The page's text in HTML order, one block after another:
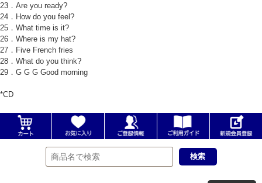
23．Are you ready?
24．How do you feel?
25．What time is it?
26．Where is my hat?
27．Five French fries
28．What do you think?
29．G G G Good morning
*CD